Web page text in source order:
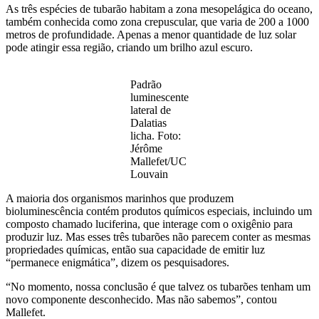
As três espécies de tubarão habitam a zona mesopelágica do oceano,
também conhecida como zona crepuscular, que varia de 200 a 1000
metros de profundidade. Apenas a menor quantidade de luz solar
pode atingir essa região, criando um brilho azul escuro.
Padrão
luminescente
lateral de
Dalatias
licha. Foto:
Jérôme
Mallefet/UC
Louvain
A maioria dos organismos marinhos que produzem
bioluminescência contém produtos químicos especiais, incluindo um
composto chamado luciferina, que interage com o oxigênio para
produzir luz. Mas esses três tubarões não parecem conter as mesmas
propriedades químicas, então sua capacidade de emitir luz
“permanece enigmática”, dizem os pesquisadores.
“No momento, nossa conclusão é que talvez os tubarões tenham um
novo componente desconhecido. Mas não sabemos”, contou
Mallefet.